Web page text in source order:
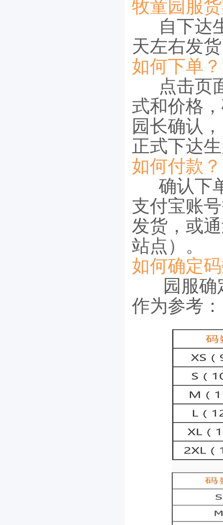
牧童园服
自下达
天左右发
如何下单？
点击页面
式和价格
园长确认
正式下达
如何付款？
确认下单
支付宝账
发货，或
站点）。
如何确定
园服
作为参考